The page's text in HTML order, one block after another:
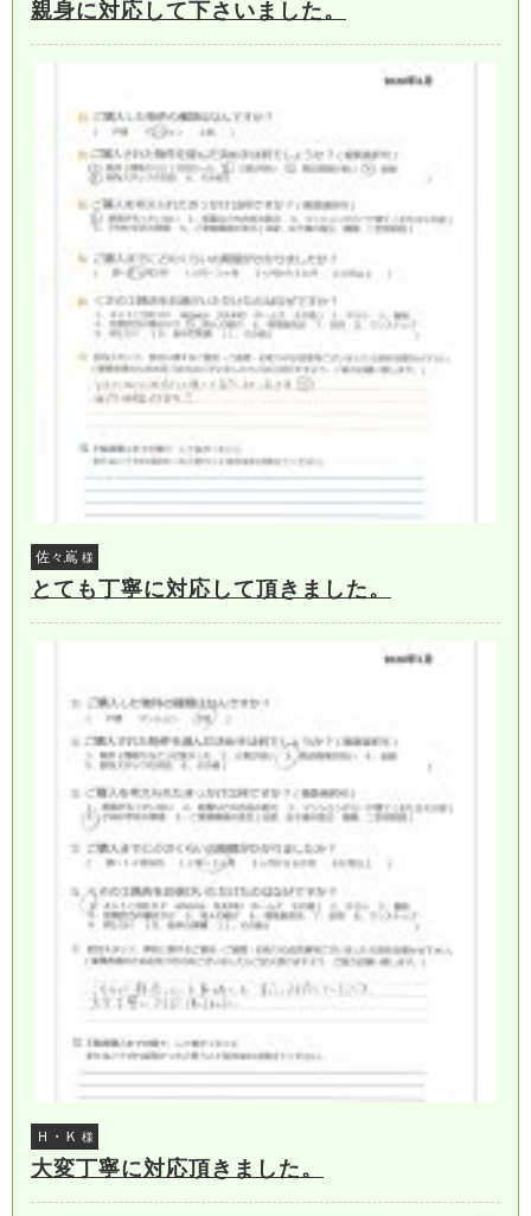
親身に対応して下さいました。
佐々嶌 様
とても丁寧に対応して頂きました。
Ｈ・Ｋ 様
大変丁寧に対応頂きました。